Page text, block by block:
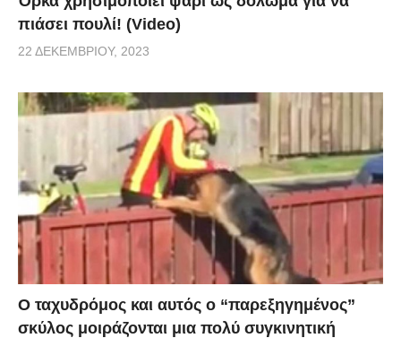
πιάσει πουλί! (Video)
22 ΔΕΚΕΜΒΡΊΟΥ, 2023
Ο ταχυδρόμος και αυτός ο “παρεξηγημένος”
σκύλος μοιράζονται μια πολύ συγκινητική